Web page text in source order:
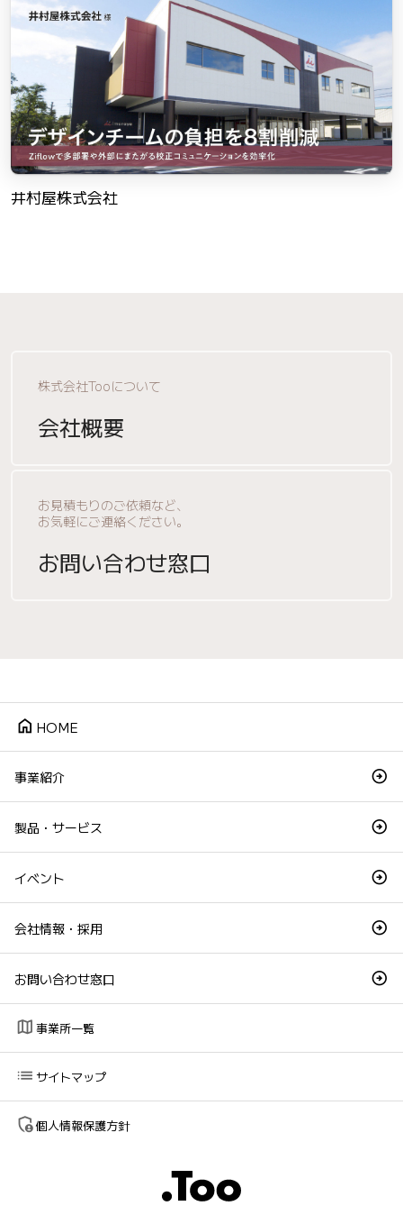
井村屋株式会社
株式会社Tooについて
会社概要
お見積もりのご依頼など、
お気軽にご連絡ください。
お問い合わせ窓口
home HOME
事業紹介
製品・サービス
イベント
会社情報・採用
お問い合わせ窓口
map 事業所一覧
list サイトマップ
admin_panel_settings個人情報保護方針